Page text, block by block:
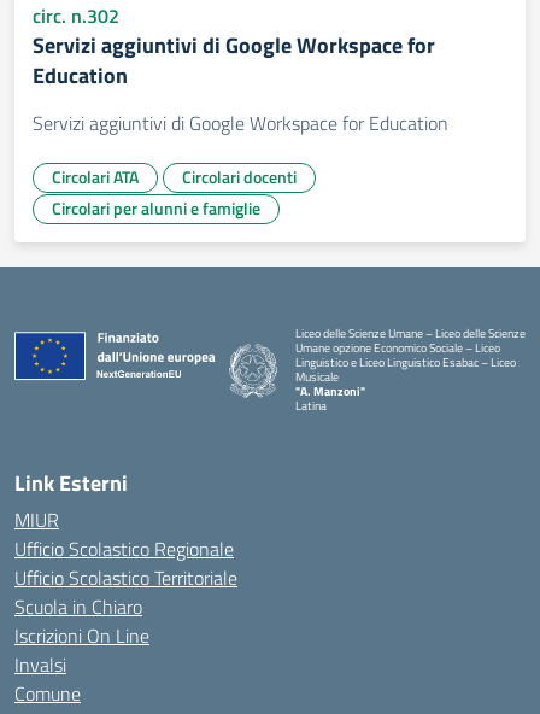
circ. n.302
Servizi aggiuntivi di Google Workspace for
Education
Servizi aggiuntivi di Google Workspace for Education
Circolari ATA
Circolari docenti
Circolari per alunni e famiglie
Liceo delle Scienze Umane – Liceo delle Scienze
Umane opzione Economico Sociale – Liceo
Linguistico e Liceo Linguistico Esabac – Liceo
Musicale
"A. Manzoni"
Latina
Link Esterni
MIUR
Ufficio Scolastico Regionale
Ufficio Scolastico Territoriale
Scuola in Chiaro
Iscrizioni On Line
Invalsi
Comune